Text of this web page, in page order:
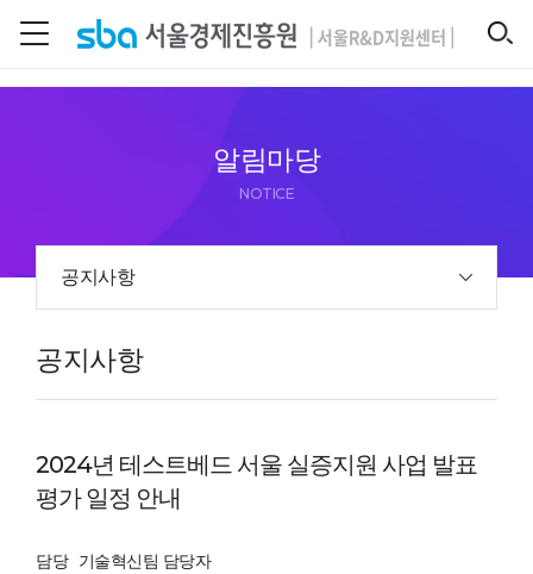
알림마당
NOTICE
공지사항
공지사항
2024년 테스트베드 서울 실증지원 사업 발표
평가 일정 안내
담당 기술혁신팀 담당자